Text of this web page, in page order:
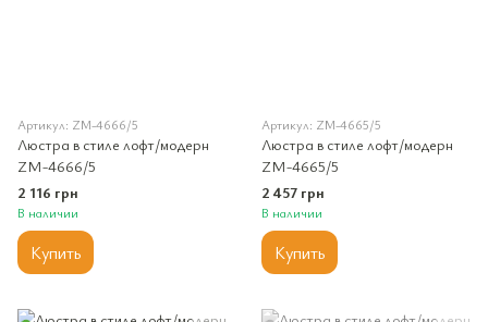
Артикул: ZM-4666/5
Люстра в стиле лофт/модерн
ZM-4666/5
2 116 грн
В наличии
Купить
Артикул: ZM-4665/5
Люстра в стиле лофт/модерн
ZM-4665/5
2 457 грн
В наличии
Купить